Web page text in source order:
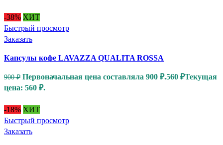
-38% ХИТ
Быстрый просмотр
Заказать
Капсулы кофе LAVAZZA QUALITA ROSSA
900₽ Первоначальная цена составляла 900 ₽.560 ₽Текущая
цена: 560 ₽.
-18% ХИТ
Быстрый просмотр
Заказать